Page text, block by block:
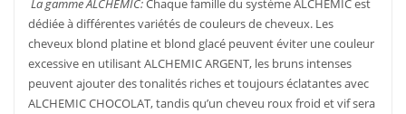
La gamme ALCHEMIC:Chaque famille du système ALCHEMIC est
dédiée à différentes variétés de couleurs de cheveux. Les
cheveux blond platine et blond glacé peuvent éviter une couleur
excessive en utilisant ALCHEMIC ARGENT, les bruns intenses
peuvent ajouter des tonalités riches et toujours éclatantes avec
ALCHEMIC CHOCOLAT, tandis qu’un cheveu roux froid et vif sera